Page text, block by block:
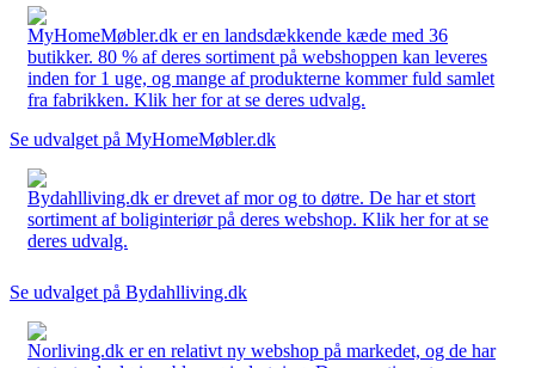
MyHomeMøbler.dk er en landsdækkende kæde med 36
butikker. 80 % af deres sortiment på webshoppen kan leveres
inden for 1 uge, og mange af produkterne kommer fuld samlet
fra fabrikken. Klik her for at se deres udvalg.
Se udvalget på MyHomeMøbler.dk
Bydahlliving.dk er drevet af mor og to døtre. De har et stort
sortiment af boliginteriør på deres webshop. Klik her for at se
deres udvalg.
Se udvalget på Bydahlliving.dk
Norliving.dk er en relativt ny webshop på markedet, og de har